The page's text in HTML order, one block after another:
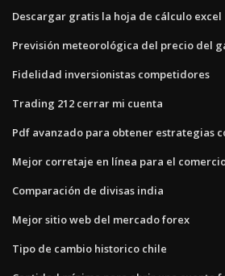
Descargar gratis la hoja de cálculo excel
Previsión meteorológica del precio del
Fidelidad inversionistas competidores
Trading 212 cerrar mi cuenta
Pdf avanzado para obtener estrategias
Mejor corretaje en línea para el
Comparación de divisas india
Mejor sitio web del mercado forex
Tipo de cambio historico chile